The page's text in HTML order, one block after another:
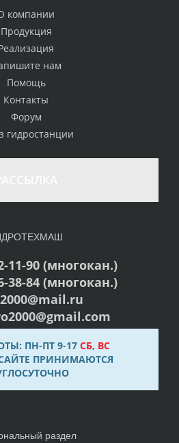
компании
Продукция
нам
Помощь
Контакты
Форум
гидростанции
11-90 (многокан.)
38-84 (многокан.)
ПН-ПТ 9-17 СБ, ВС
ПРИНИМАЮТСЯ
раздел